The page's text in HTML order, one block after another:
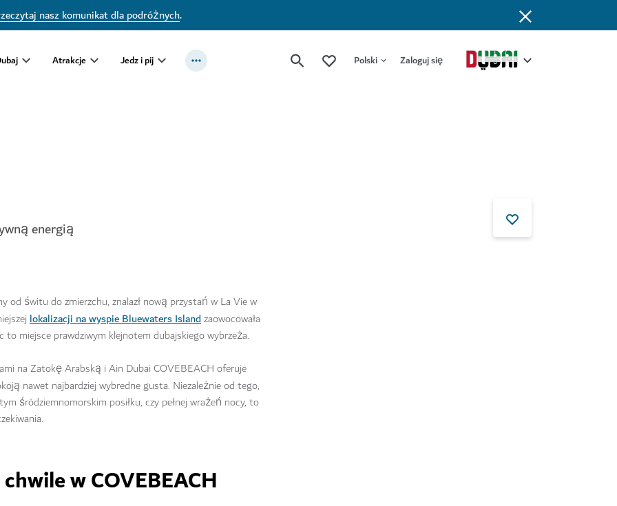
nasz komunikat dla podróżnych.
Atrakcje Jedz i pij Polski Zaloguj się
energią
od świtu do zmierzchu, znalazł nową przystań w La Vie w
lokalizacji na wyspie Bluewaters Islandzaowocowała
miejsce prawdziwym klejnotem dubajskiego wybrzeża.
na Zatokę Arabską i Ain Dubai COVEBEACH oferuje
nawet najbardziej wybredne gusta. Niezależnie od tego,
śródziemnomorskim posiłku, czy pełnej wrażeń nocy, to
w COVEBEACH